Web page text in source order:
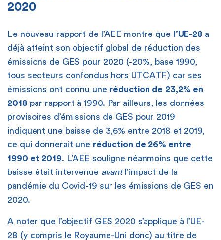
2020
Le nouveau rapport de l’AEE montre que l’UE-28 a
déjà atteint son objectif global de réduction des
émissions de GES pour 2020 (-20%, base 1990,
tous secteurs confondus hors UTCATF) car ses
émissions ont connu une réduction de 23,2% en
2018 par rapport à 1990. Par ailleurs, les données
provisoires d’émissions de GES pour 2019
indiquent une baisse de 3,6% entre 2018 et 2019,
ce qui donnerait une réduction de 26% entre
1990 et 2019. L’AEE souligne néanmoins que cette
baisse était intervenue avantl’impact de la
pandémie du Covid-19 sur les émissions de GES en
2020.
A noter que l’objectif GES 2020 s’applique à l’UE-
28 (y compris le Royaume-Uni donc) au titre de